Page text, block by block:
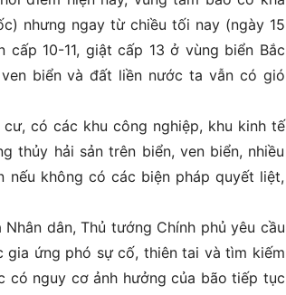
nhưng ngay từ chiều tối nay (ngày 15
10-11, giật cấp 13 ở vùng biển Bắc
biển và đất liền nước ta vẫn có gió
có các khu công nghiệp, khu kinh tế
thủy hải sản trên biển, ven biển, nhiều
không có các biện pháp quyết liệt,
dân, Thủ tướng Chính phủ yêu cầu
gia ứng phó sự cố, thiên tai và tìm kiếm
có nguy cơ ảnh hưởng của bão tiếp tục